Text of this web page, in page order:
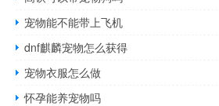
宠物能不能带上飞机
dnf麒麟宠物怎么获得
宠物衣服怎么做
怀孕能养宠物吗